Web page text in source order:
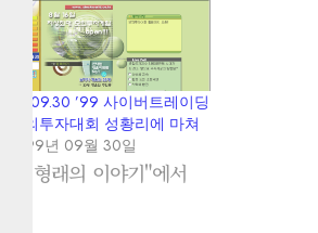
로 그야말로 집에서 주식
매매를 할 수 있는 시스템
을 말한다. 온라인 거래는
유선을 통한 거래를 뜻하
며, 이는 가정을 벗어나서
유선을 통해서 증권회사
99.09.30 ’99 사이버트레이딩
모의투자대회 성황리에 마쳐
1999년 09월 30일
"김형래의 이야기"에서